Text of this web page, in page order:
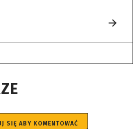
SIĘ ABY KOMENTOWAĆ